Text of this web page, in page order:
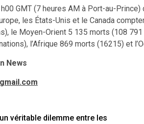
GMT (7 heures AM à Port-au-
les États-Unis et le Canada
le Moyen-Orient 5 135 morts (108
l’Afrique 869 morts (16215) et
News
véritable dilemme entre les